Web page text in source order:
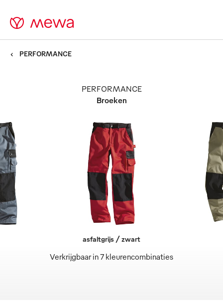
PERFORMANCE
Broeken
PERFORMANCE
Verkrijgbaar in 7 kleurencombinaties
asfaltgrijs / zwart